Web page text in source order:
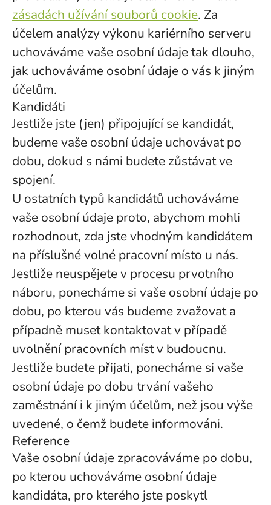
zásadách užívání souborů cookie. Za
účelem analýzy výkonu kariérního serveru
uchováváme vaše osobní údaje tak dlouho,
jak uchováváme osobní údaje o vás k jiným
účelům.
Kandidáti
Jestliže jste (jen) připojující se kandidát,
budeme vaše osobní údaje uchovávat po
dobu, dokud s námi budete zůstávat ve
spojení.
U ostatních typů kandidátů uchováváme
vaše osobní údaje proto, abychom mohli
rozhodnout, zda jste vhodným kandidátem
na příslušné volné pracovní místo u nás.
Jestliže neuspějete v procesu prvotního
náboru, ponecháme si vaše osobní údaje po
dobu, po kterou vás budeme zvažovat a
případně muset kontaktovat v případě
uvolnění pracovních míst v budoucnu.
Jestliže budete přijati, ponecháme si vaše
osobní údaje po dobu trvání vašeho
zaměstnání i k jiným účelům, než jsou výše
uvedené, o čemž budete informováni.
Reference
Vaše osobní údaje zpracováváme po dobu,
po kterou uchováváme osobní údaje
kandidáta, pro kterého jste poskytl